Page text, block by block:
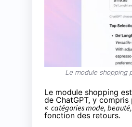
Le module shopping
Le module shopping
de ChatGPT, y
« catégories mode,
fonction des retours.